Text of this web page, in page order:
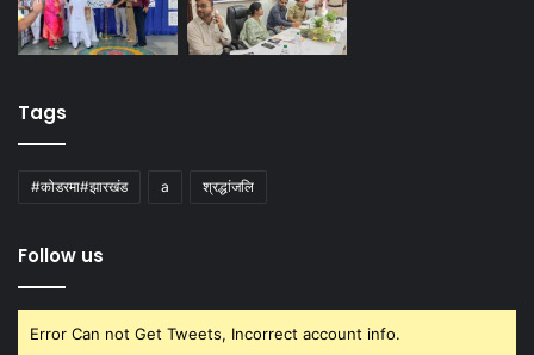
Tags
#कोडरमा#झारखंड a श्रद्धांजलि
Follow us
Error Can not Get Tweets, Incorrect account info.